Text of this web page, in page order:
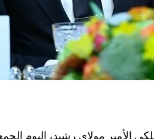
الأمير مولاي رشيد، اليوم